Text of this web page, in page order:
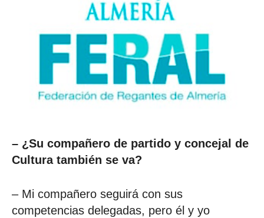
– ¿Su compañero de partido y concejal de
Cultura también se va?
– Mi compañero seguirá con sus
competencias delegadas, pero él y yo